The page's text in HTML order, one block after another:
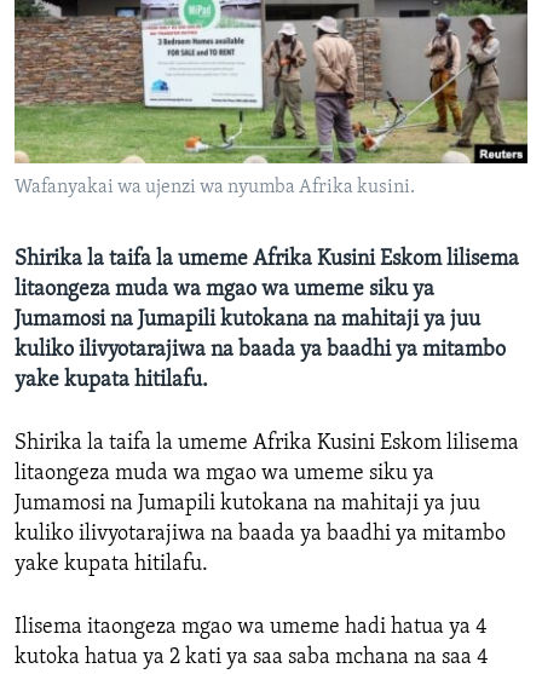
Wafanyakai wa ujenzi wa nyumba Afrika kusini.
Shirika la taifa la umeme Afrika Kusini Eskom lilisema
litaongeza muda wa mgao wa umeme siku ya
Jumamosi na Jumapili kutokana na mahitaji ya juu
kuliko ilivyotarajiwa na baada ya baadhi ya mitambo
yake kupata hitilafu.
Shirika la taifa la umeme Afrika Kusini Eskom lilisema
litaongeza muda wa mgao wa umeme siku ya
Jumamosi na Jumapili kutokana na mahitaji ya juu
kuliko ilivyotarajiwa na baada ya baadhi ya mitambo
yake kupata hitilafu.
Ilisema itaongeza mgao wa umeme hadi hatua ya 4
kutoka hatua ya 2 kati ya saa saba mchana na saa 4